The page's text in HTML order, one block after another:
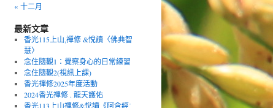
« 十二月
最新文章
香光115上山,禪修 &悅讀〈佛典智
慧〉
念住隨觀1：覺察身心的日常練習
念住隨觀2(視訊上課)
香光禪修2025年度活動
2024香光禪修 . 龍天護佑
香光113上山禪修&悅讀《阿含經˙